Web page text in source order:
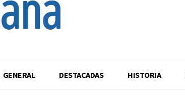
GENERAL DESTACADAS HISTORIA